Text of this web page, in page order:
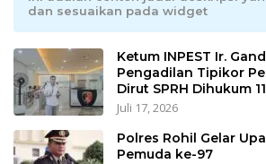
dan sesuaikan pada widget
Ketum INPEST Ir.
Pengadilan Tipikor
Dirut SPRH Dihukum
Juli 17, 2026
Polres Rohil Gelar
Pemuda ke-97